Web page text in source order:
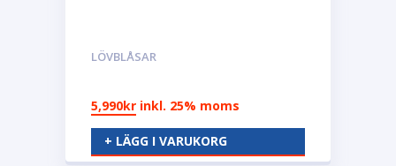
LÖVBLÅSAR
5,990kr inkl. 25% moms
+ LÄGG I VARUKORG